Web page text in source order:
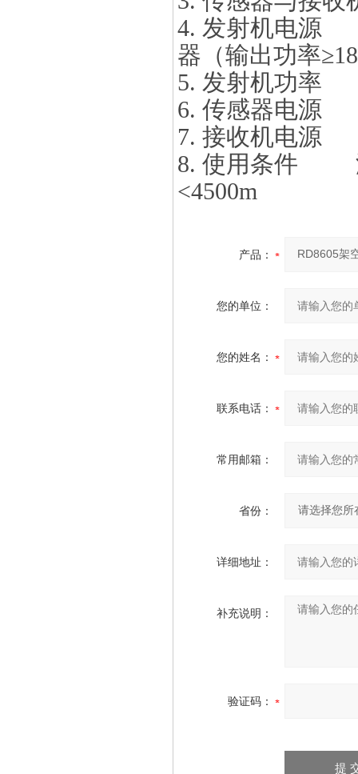
4. 发射机电源
器（输出功率
5. 发射机功率
6. 传感器电源
7. 接收机电源
8. 使用条件 温
<4500m
产品：
您的单位：
您的姓名：
联系电话：
常用邮箱：
省份：
详细地址：
补充说明：
验证码：